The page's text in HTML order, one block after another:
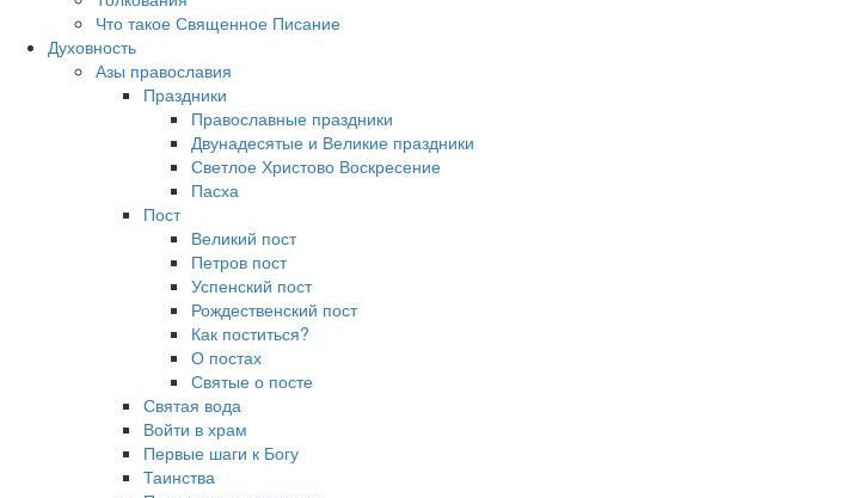
Что такое Священное Писание
Духовность
Азы православия
Праздники
Православные праздники
Двунадесятые и Великие праздники
Светлое Христово Воскресение
Пасха
Пост
Великий пост
Петров пост
Успенский пост
Рождественский пост
Как поститься?
О постах
Святые о посте
Святая вода
Войти в храм
Первые шаги к Богу
Таинства